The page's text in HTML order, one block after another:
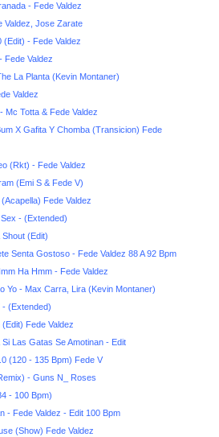
- Fede Valdez
Valdez, Jose Zarate
(Edit) - Fede Valdez
Fede Valdez
La Planta (Kevin Montaner)
Valdez
Mc Totta & Fede Valdez
X Gafita Y Chomba (Transicion) Fede
(Rkt) - Fede Valdez
(Emi S & Fede V)
Fede Valdez
- (Extended)
(Edit)
Senta Gostoso - Fede Valdez 88 A 92 Bpm
Ha Hmm - Fede Valdez
Yo - Max Carra, Lira (Kevin Montaner)
(Extended)
Fede Valdez
Las Gatas Se Amotinan - Edit
(120 - 135 Bpm) Fede V
- Guns N_ Roses
- 100 Bpm)
- Fede Valdez - Edit 100 Bpm
(Show) Fede Valdez